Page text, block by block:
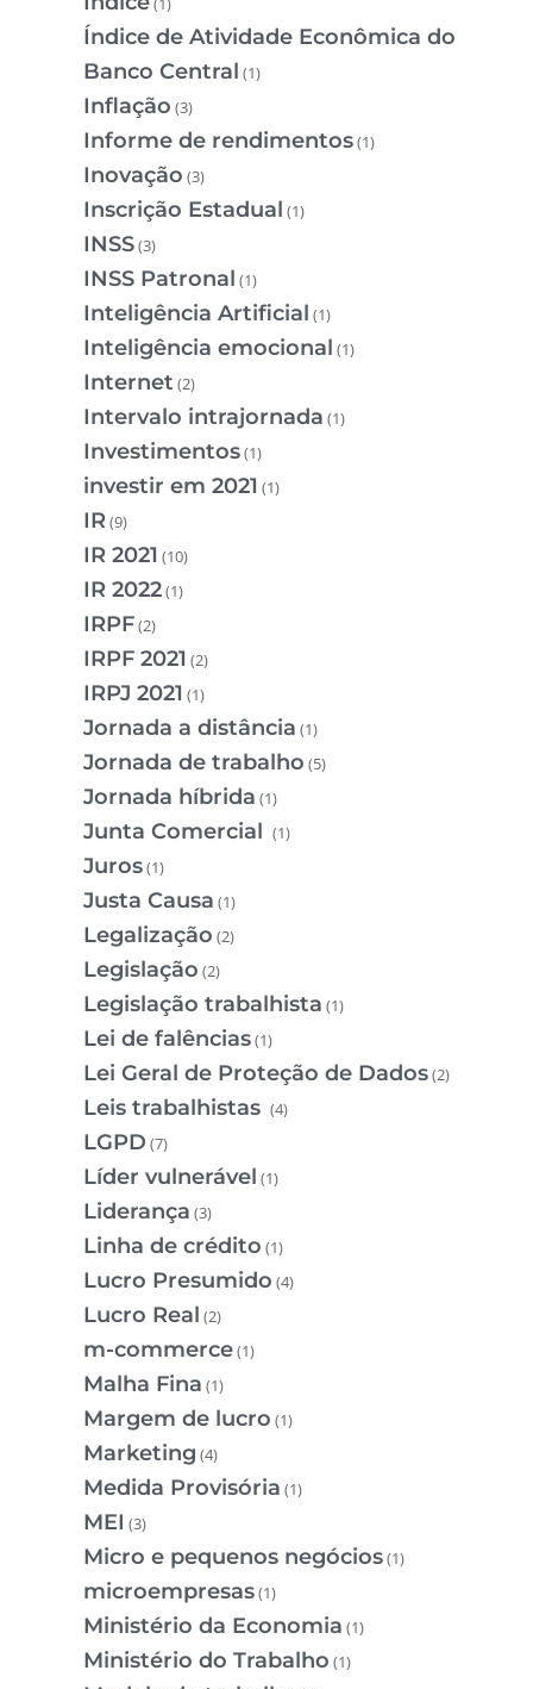
Índice de Atividade Econômica do
Banco Central (1)
Inflação (3)
Informe de rendimentos(1)
Inovação (3)
Inscrição Estadual (1)
INSS(3)
INSS Patronal (1)
Inteligência Artificial (1)
Inteligência emocional (1)
Internet (2)
Intervalo intrajornada (1)
Investimentos(1)
investir em 2021 (1)
IR(9)
IR 2021 (10)
IR 2022(1)
IRPF(2)
IRPF 2021 (2)
IRPJ 2021 (1)
Jornada a distância (1)
Jornada de trabalho (5)
Jornada híbrida (1)
Junta Comercial (1)
Juros(1)
Justa Causa (1)
Legalização (2)
Legislação (2)
Legislação trabalhista (1)
Lei de falências(1)
Lei Geral de Proteção de Dados(2)
Leis trabalhistas (4)
LGPD (7)
Líder vulnerável (1)
Liderança (3)
Linha de crédito (1)
Lucro Presumido (4)
Lucro Real (2)
m-commerce(1)
Malha Fina (1)
Margem de lucro (1)
Marketing (4)
Medida Provisória (1)
MEI (3)
Micro e pequenos negócios(1)
microempresas(1)
Ministério da Economia (1)
Ministério do Trabalho (1)